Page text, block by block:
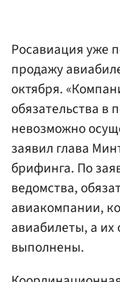
Росавиация уже
продажу
октября.
обязательства в
невозможно
заявил глава
брифинга. По
ведомства,
авиакомпании,
авиабилеты, а их
выполнены.